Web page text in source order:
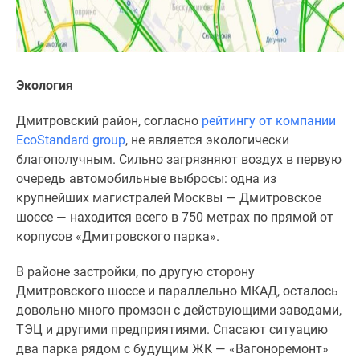
Экология
Дмитровский район, согласно рейтингу от компании
EcoStandard group, не является экологически
благополучным. Сильно загрязняют воздух в первую
очередь автомобильные выбросы: одна из
крупнейших магистралей Москвы — Дмитровское
шоссе — находится всего в 750 метрах по прямой от
корпусов «Дмитровского парка».
В районе застройки, по другую сторону
Дмитровского шоссе и параллельно МКАД, осталось
довольно много промзон с действующими заводами,
ТЭЦ и другими предприятиями. Спасают ситуацию
два парка рядом с будущим ЖК — «Вагоноремонт»